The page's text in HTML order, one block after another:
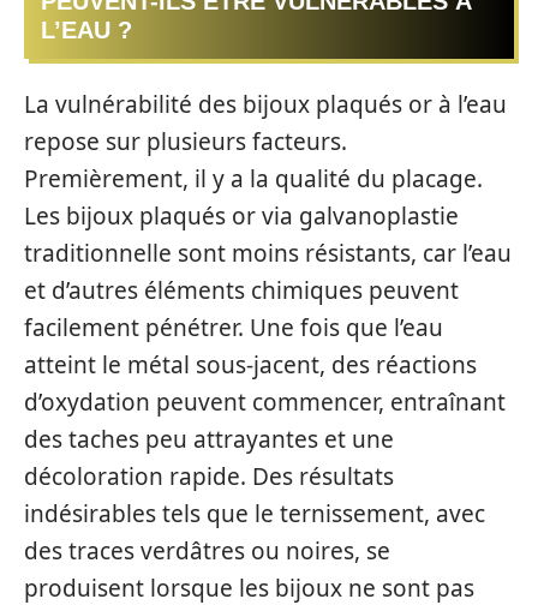
L’EAU ?
La vulnérabilité des bijoux plaqués or à l’eau
repose sur plusieurs facteurs.
Premièrement, il y a la qualité du placage.
Les bijoux plaqués or via galvanoplastie
traditionnelle sont moins résistants, car l’eau
et d’autres éléments chimiques peuvent
facilement pénétrer. Une fois que l’eau
atteint le métal sous-jacent, des réactions
d’oxydation peuvent commencer, entraînant
des taches peu attrayantes et une
décoloration rapide. Des résultats
indésirables tels que le ternissement, avec
des traces verdâtres ou noires, se
produisent lorsque les bijoux ne sont pas